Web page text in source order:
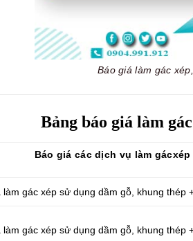
Báo giá làm gác
Bảng báo giá làm
Báo giá các dịch vụ làm
làm gác xép sử dụng dầm gỗ, khung thép
làm gác xép sử dụng dầm gỗ, khung thép